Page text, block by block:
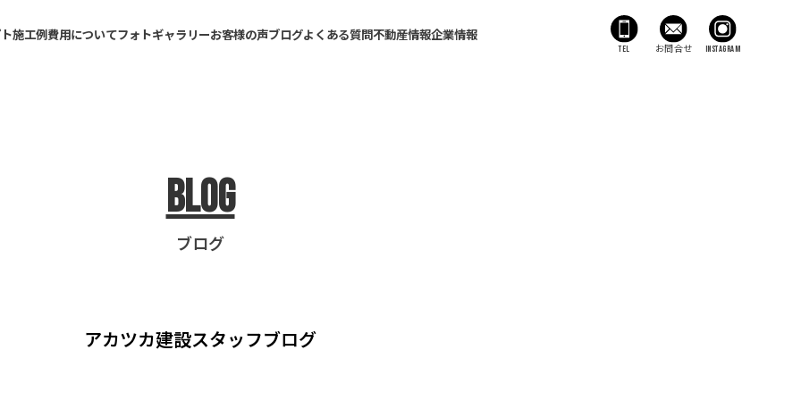
施工例費用についてフォトギャラリーお客様の声ブログよくある質問不動産情報企業情報
TEL お問合せ Instagram
Blog
ブログ
アカツカ建設スタッフブログ